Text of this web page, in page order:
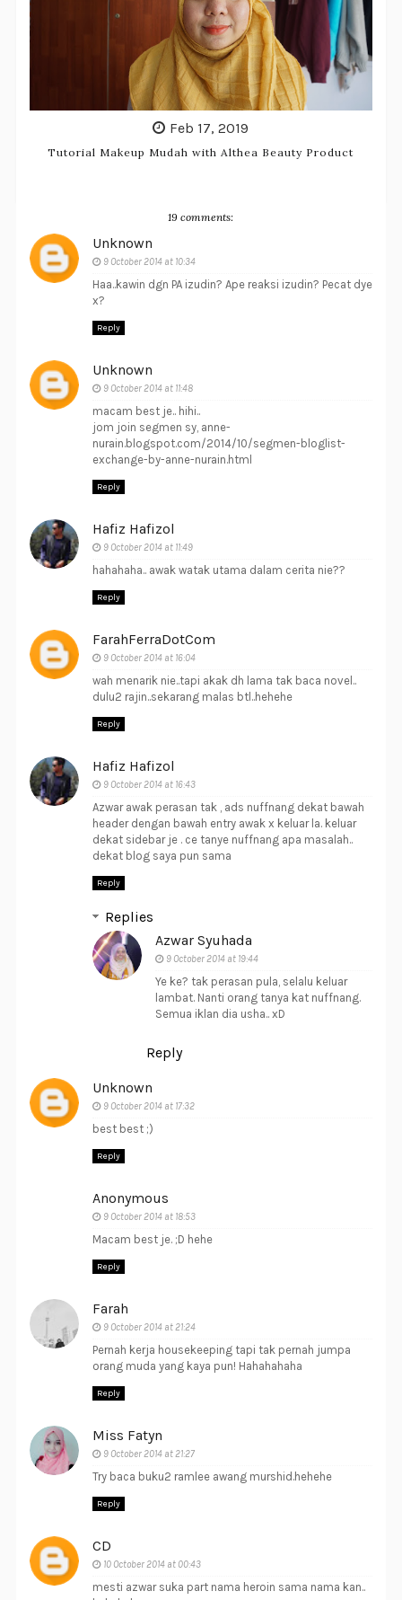
Feb 17, 2019
Tutorial Makeup Mudah with Althea Beauty Product
19 comments:
Unknown
9 October 2014 at 10:34
Haa..kawin dgn PA izudin? Ape reaksi izudin? Pecat dye
x?
Reply
Unknown
9 October 2014 at 11:48
macam best je.. hihi..
jom join segmen sy, anne-
nurain.blogspot.com/2014/10/segmen-bloglist-
exchange-by-anne-nurain.html
Reply
Hafiz Hafizol
9 October 2014 at 11:49
hahahaha.. awak watak utama dalam cerita nie??
Reply
FarahFerraDotCom
9 October 2014 at 16:04
wah menarik nie..tapi akak dh lama tak baca novel..
dulu2 rajin..sekarang malas btl..hehehe
Reply
Hafiz Hafizol
9 October 2014 at 16:43
Azwar awak perasan tak , ads nuffnang dekat bawah
header dengan bawah entry awak x keluar la. keluar
dekat sidebar je . ce tanye nuffnang apa masalah..
dekat blog saya pun sama
Reply
Replies
Azwar Syuhada
9 October 2014 at 19:44
Ye ke? tak perasan pula, selalu keluar
lambat. Nanti orang tanya kat nuffnang.
Semua iklan dia usha.. xD
Reply
Unknown
9 October 2014 at 17:32
best best ;)
Reply
Anonymous
9 October 2014 at 18:53
Macam best je. ;D hehe
Reply
Farah
9 October 2014 at 21:24
Pernah kerja housekeeping tapi tak pernah jumpa
orang muda yang kaya pun! Hahahahaha
Reply
Miss Fatyn
9 October 2014 at 21:27
Try baca buku2 ramlee awang murshid.hehehe
Reply
CD
10 October 2014 at 00:43
mesti azwar suka part nama heroin sama nama kan..